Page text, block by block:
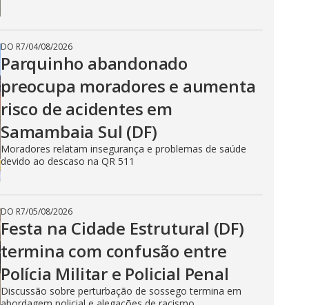
DO R7/04/08/2026
Parquinho abandonado
preocupa moradores e aumenta
risco de acidentes em
Samambaia Sul (DF)
Moradores relatam insegurança e problemas de saúde
devido ao descaso na QR 511
DO R7/05/08/2026
Festa na Cidade Estrutural (DF)
termina com confusão entre
Polícia Militar e Policial Penal
Discussão sobre perturbação de sossego termina em